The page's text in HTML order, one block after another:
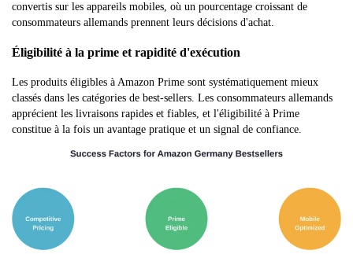
convertis sur les appareils mobiles, où un pourcentage croissant de
consommateurs allemands prennent leurs décisions d'achat.
Éligibilité à la prime et rapidité d'exécution
Les produits éligibles à Amazon Prime sont systématiquement mieux
classés dans les catégories de best-sellers. Les consommateurs allemands
apprécient les livraisons rapides et fiables, et l'éligibilité à Prime
constitue à la fois un avantage pratique et un signal de confiance.